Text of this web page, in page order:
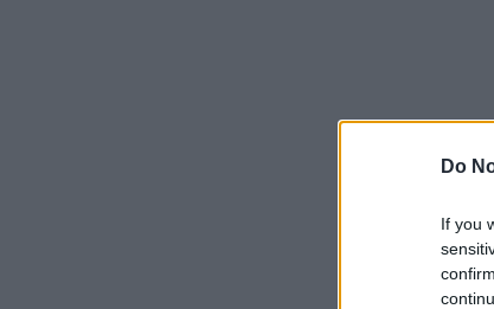
Do
If you